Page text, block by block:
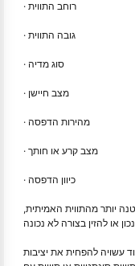
· רוחב התווית
· גובה התווית
· סוג מדיה
· מצב חיישן
· מהירות הדפסה
· מצב קרע או חותך
· כיוון הדפסה
יותר מהתווית האמיתית,
עשויה להפחית את יציבות